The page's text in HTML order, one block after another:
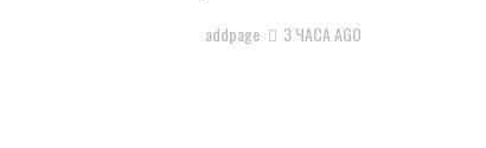
addpage 3 ЧАСА AGO